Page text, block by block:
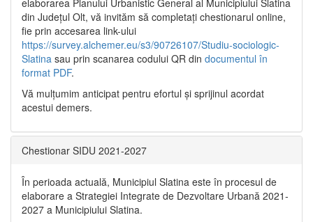
din Județul Olt, vă invităm să completați chestionarul online,
fie prin accesarea link-ului
https://survey.alchemer.eu/s3/90726107/Studiu-sociologic-
Slatina sau prin scanarea codului QR din documentul în
format PDF.
Vă mulţumim anticipat pentru efortul şi sprijinul acordat
acestui demers.
Chestionar SIDU 2021-2027
În perioada actuală, Municipiul Slatina este în procesul de
elaborare a Strategiei Integrate de Dezvoltare Urbană 2021‐
2027 a Municipiului Slatina.